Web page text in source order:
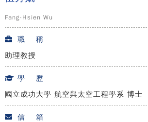
Fang-Hsien Wu
職 稱
助理教授
學 歷
國立成功大學 航空與太空工程學系 博士
信 箱